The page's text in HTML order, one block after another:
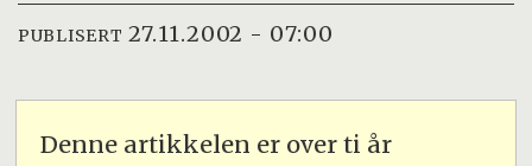
PUBLISERT 27.11.2002 - 07:00
Denne artikkelen er over ti år